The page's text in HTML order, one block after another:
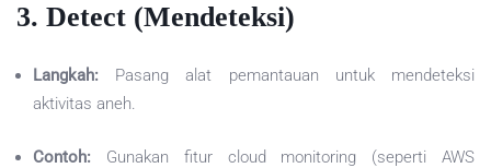
3. Detect (Mendeteksi)
Langkah: Pasang alat pemantauan untuk mendeteksi
aktivitas aneh.
Contoh: Gunakan fitur cloud monitoring (seperti AWS